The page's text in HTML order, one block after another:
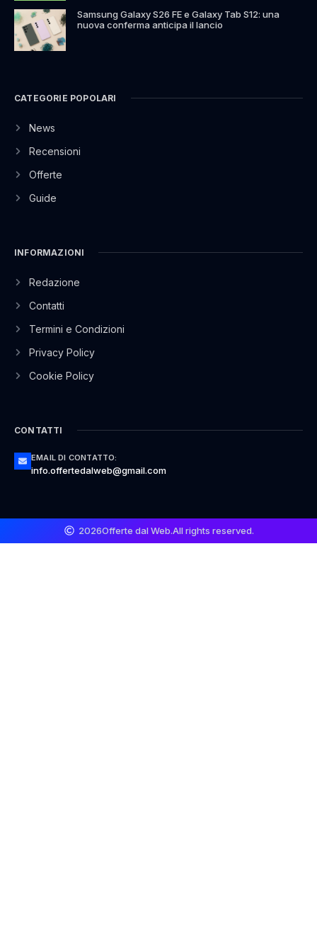
Samsung Galaxy S26 FE e Galaxy Tab S12: una
nuova conferma anticipa il lancio
CATEGORIE POPOLARI
News
Recensioni
Offerte
Guide
INFORMAZIONI
Redazione
Contatti
Termini e Condizioni
Privacy Policy
Cookie Policy
CONTATTI
EMAIL DI CONTATTO:
info.offertedalweb@gmail.com
2026Offerte dal Web.All rights reserved.